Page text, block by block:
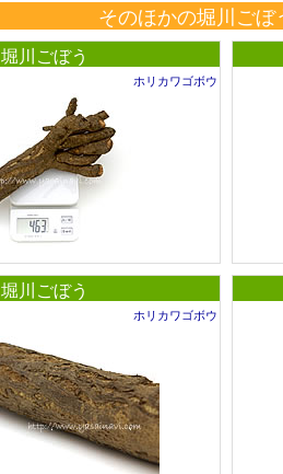
そのほかの堀川ごぼ
堀川ごぼう
ホリカワゴボウ
堀川ごぼう
ホリカワゴボウ